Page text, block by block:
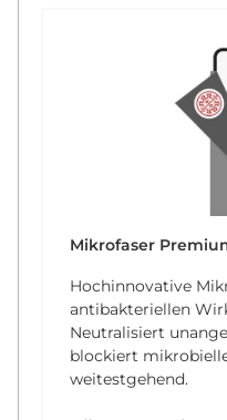
Mikrofaser
Hochinnovative
antibakteriellen
Neutralisiert
blockiert
weitestgehend.